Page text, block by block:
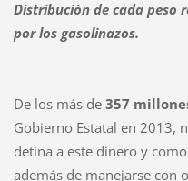
Distribución de cada peso
por los gasolinazos.
De los más de 357
Gobierno Estatal en 2013,
detina a este dinero y
además de manejarse con